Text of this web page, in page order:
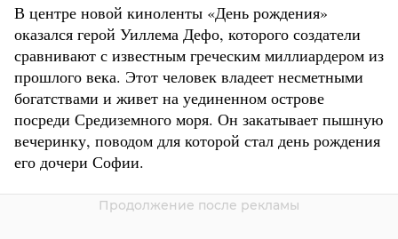
В центре новой киноленты «День рождения»
оказался герой Уиллема Дефо, которого создатели
сравнивают с известным греческим миллиардером из
прошлого века. Этот человек владеет несметными
богатствами и живет на уединенном острове
посреди Средиземного моря. Он закатывает пышную
вечеринку, поводом для которой стал день рождения
его дочери Софии.